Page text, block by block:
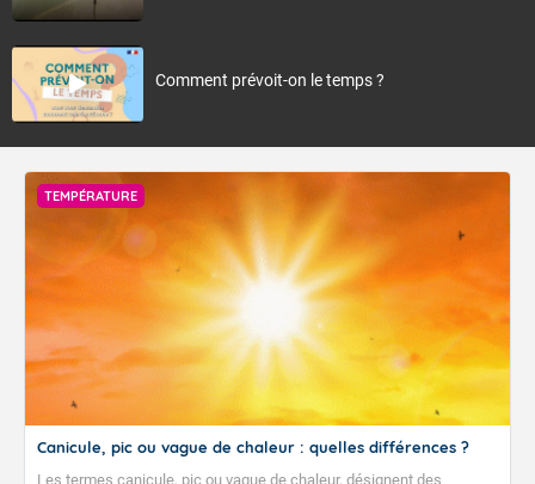
Comment prévoit-on le temps ?
TEMPÉRATURE
Canicule, pic ou vague de chaleur : quelles différences ?
Les termes canicule, pic ou vague de chaleur, désignent des